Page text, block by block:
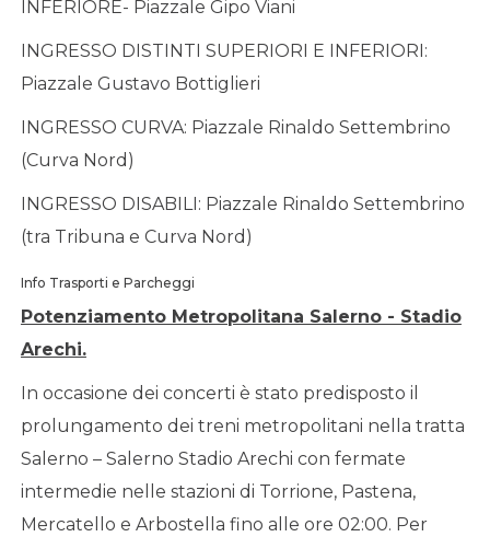
INFERIORE- Piazzale Gipo Viani
INGRESSO DISTINTI SUPERIORI E INFERIORI:
Piazzale Gustavo Bottiglieri
INGRESSO CURVA: Piazzale Rinaldo Settembrino
(Curva Nord)
INGRESSO DISABILI: Piazzale Rinaldo Settembrino
(tra Tribuna e Curva Nord)
Info Trasporti e Parcheggi
Potenziamento Metropolitana Salerno - Stadio
Arechi.
In occasione dei concerti è stato predisposto il
prolungamento dei treni metropolitani nella tratta
Salerno – Salerno Stadio Arechi con fermate
intermedie nelle stazioni di Torrione, Pastena,
Mercatello e Arbostella fino alle ore 02:00. Per